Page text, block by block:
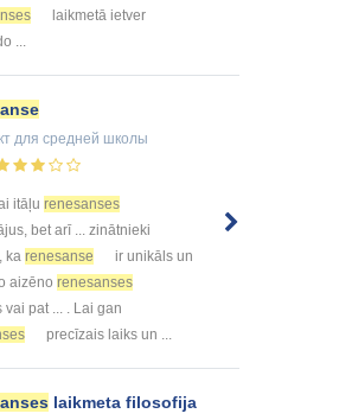
laikmetā ietver
...
для средней школы
itāļu renesanses
bet arī ... zinātnieki
ka renesanse
ir unikāls un
aizēno renesanses
vai pat ... . Lai gan
precīzais laiks un ...
laikmeta filosofija